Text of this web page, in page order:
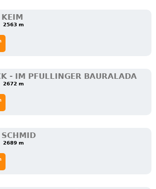
KEIM
2563 m
- IM PFULLINGER BAURALADA
2672 m
SCHMID
2689 m